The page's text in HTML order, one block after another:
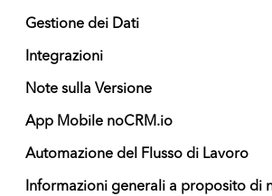
Gestione dei Dati
Integrazioni
Note sulla Versione
App Mobile noCRM.io
Automazione del Flusso di Lavoro
Informazioni generali a proposito di